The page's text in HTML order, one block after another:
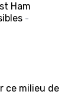
Ham
-
ce milieu de